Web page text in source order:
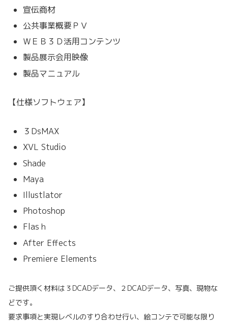
宣伝商材
公共事業概要ＰＶ
ＷＥＢ３Ｄ活用コンテンツ
製品展示会用映像
製品マニュアル
【仕様ソフトウェア】
３DsMAX
XVL Studio
Shade
Maya
Illustlator
Photoshop
Flasｈ
After Effects
Premiere Elements
ご提供頂く材料は３DCADデータ、２DCADデータ、写真、現物な
どです。
要求事項と実現レベルのすり合わせ行い、絵コンテで可能な限り